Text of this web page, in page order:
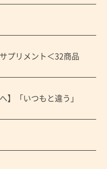
プリメント＜32商品
】「いつもと違う」